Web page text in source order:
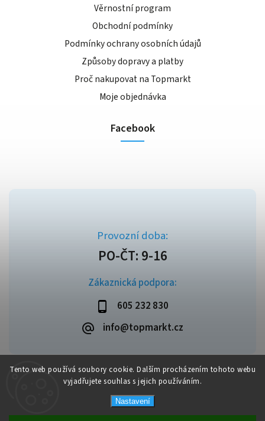
Tento web používá soubory cookie. Dalším procházením tohoto webu
vyjadřujete souhlas s jejich používáním.
Nastavení
Zákaznická podpora:
605 232 830
info@topmarkt.cz
Věrnostní program
Obchodní podmínky
Podmínky ochrany osobních údajů
Způsoby dopravy a platby
Proč nakupovat na Topmarkt
Moje objednávka
Facebook
Copyright 2026 Topmarkt.cz. Všechna práva vyhrazena.
VytvořilShoptet| Design